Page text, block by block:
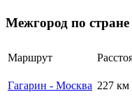
Межгород по стране
Маршрут
Гагарин - Москва 227 км